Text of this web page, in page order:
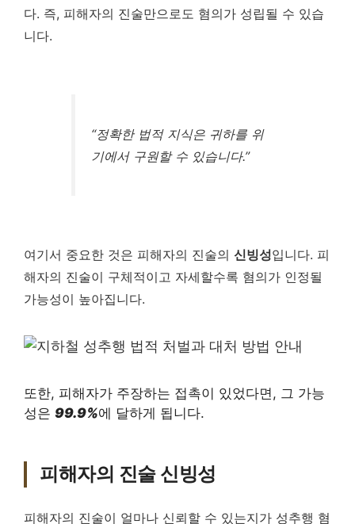
다. 즉, 피해자의 진술만으로도 혐의가 성립될 수 있습
니다.
“정확한 법적 지식은 귀하를 위
기에서 구원할 수 있습니다.”
여기서 중요한 것은 피해자의 진술의 신빙성입니다. 피
해자의 진술이 구체적이고 자세할수록 혐의가 인정될
가능성이 높아집니다.
또한, 피해자가 주장하는 접촉이 있었다면, 그 가능
성은 99.9%에 달하게 됩니다.
피해자의 진술 신빙성
피해자의 진술이 얼마나 신뢰할 수 있는지가 성추행 혐